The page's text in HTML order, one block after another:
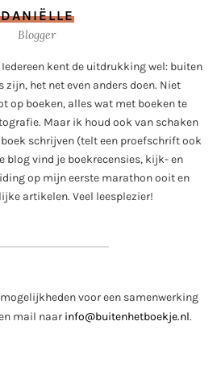
DANIËLLE
Blogger
kent de uitdrukking wel: buiten
zijn, het net even anders doen. Niet
op boeken, alles wat met boeken te
Maar ik houd ook van schaken
schrijven (telt een proefschrift ook
blog vind je boekrecensies, kijk- en
op mijn eerste marathon ooit en
artikelen. Veel leesplezier!
voor een samenwerking
mail naar info@buitenhetboekje.nl.